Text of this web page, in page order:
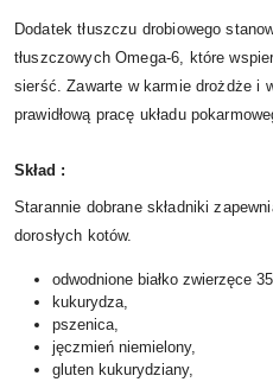
Dodatek tłuszczu drobiowego
tłuszczowych Omega-6, które
sierść. Zawarte w karmie drożdże i
prawidłową pracę układu
Skład :
Starannie dobrane składniki
dorosłych kotów.
odwodnione białko zwierzęce
kukurydza,
pszenica,
jęczmień niemielony,
gluten kukurydziany,